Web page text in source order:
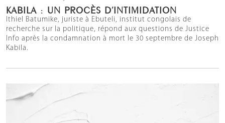
KABILA : UN PROCÈS D’INTIMIDATION
Ithiel Batumike, juriste à Ebuteli, institut congolais de
recherche sur la politique, répond aux questions de Justice
Info après la condamnation à mort le 30 septembre de Joseph
Kabila.